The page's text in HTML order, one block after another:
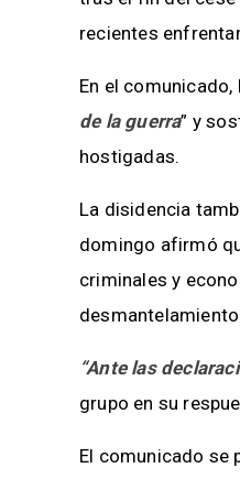
recientes
En el
de la guerra” y
hostigadas.
La disidencia
domingo afirmó
criminales y
“Ante las
grupo en su
El comunicado se